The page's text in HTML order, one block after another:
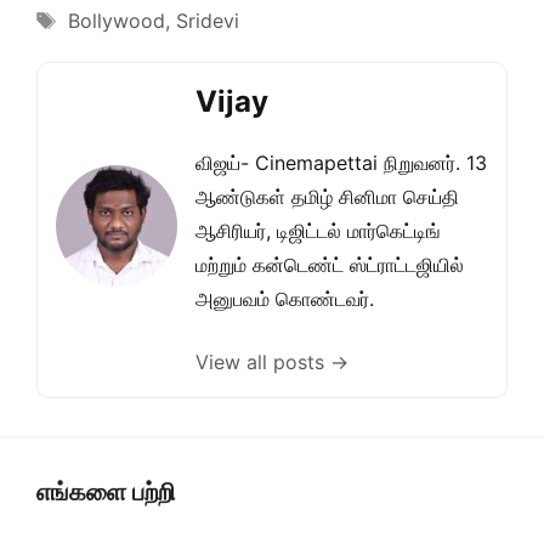
Tags
Bollywood, Sridevi
Vijay
விஜய்- Cinemapettai நிறுவனர். 13
ஆண்டுகள் தமிழ் சினிமா செய்தி
ஆசிரியர், டிஜிட்டல் மார்கெட்டிங்
மற்றும் கன்டெண்ட் ஸ்ட்ராட்டஜியில்
அனுபவம் கொண்டவர்.
View all posts →
எங்களை பற்றி